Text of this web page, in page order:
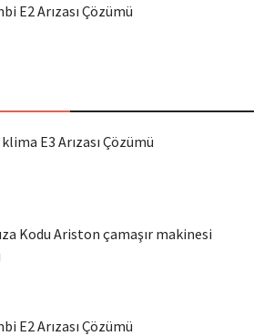
E2 Arızası Çözümü
E3 Arızası Çözümü
Kodu Ariston çamaşır makinesi
E2 Arızası Çözümü